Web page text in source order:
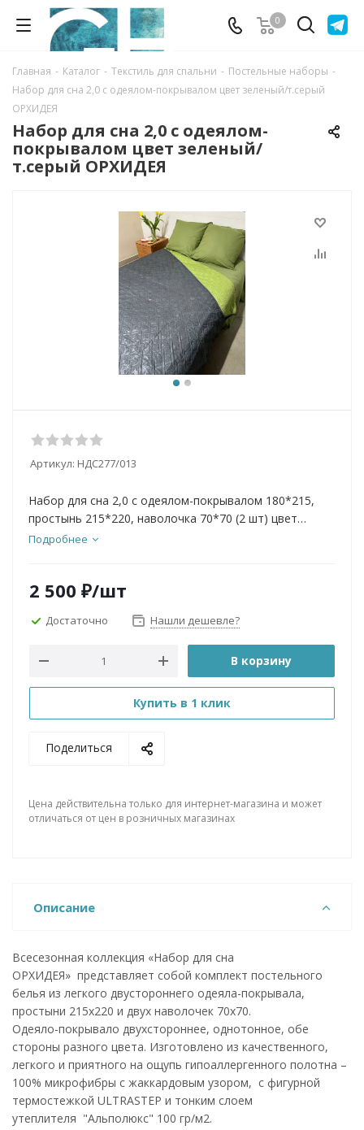
0
Главная - Каталог - Текстиль для спальни - Постельные наборы -
Набор для сна 2,0 с одеялом-покрывалом цвет зеленый/т.серый
ОРХИДЕЯ
Набор для сна 2,0 с одеялом-
покрывалом цвет зеленый/
т.серый ОРХИДЕЯ
Артикул: НДС277/013
Набор для сна 2,0 с одеялом-покрывалом 180*215,
простынь 215*220, наволочка 70*70 (2 шт) цвет
зеленый/т.серый ОРХИДЕЯ
Подробнее
2 500 ₽/шт
Достаточно Нашли дешевле?
В корзину
Купить в 1 клик
Поделиться
Цена действительна только для интернет-магазина и может
отличаться от цен в розничных магазинах
Описание
Всесезонная коллекция «Набор для сна
ОРХИДЕЯ» представляет собой комплект постельного
белья из легкого двустороннего одеяла-покрывала,
простыни 215х220 и двух наволочек 70х70.
Одеяло-покрывало двухстороннее, однотонное, обе
стороны разного цвета. Изготовлено из качественного,
легкого и приятного на ощупь гипоаллергенного полотна –
100% микрофибры с жаккардовым узором, с фигурной
термостежкой ULTRASTEP и тонким слоем
утеплителя "Альполюкс" 100 гр/м2.